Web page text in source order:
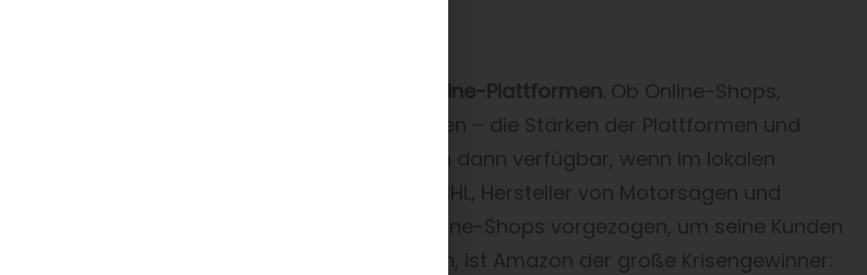
Chancen jetzt nutzen
welche Systeme
Online-Plattformen. Ob Online-Shops,
Dienste, Lieferservices oder Videokonferenzen – die Stärken der Plattformen und
in der aktuellen Krise sichtbar. Sie sind auch dann verfügbar, wenn im lokalen
geht. Zum Beispiel hat das Unternehmen STIHL, Hersteller von Motorsägen und
schnell reagiert und den Start seines Online-Shops vorgezogen, um seine Kunden
zu können. Und wie nicht anders zu erwarten, ist Amazon der große Krisengewinner: